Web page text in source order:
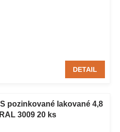
DETAIL
pozinkované lakované 4,8
3009 20 ks